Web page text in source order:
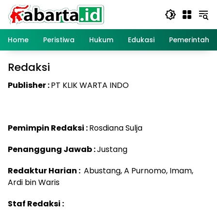
Langsung
konten
Home
Peristiwa Hukum Edukasi
Redaksi
Publisher :PT KLIK WARTA INDO
Pemimpin Redaksi :Rosdiana Sulja
Penanggung Jawab :Justang
Redaktur Harian : Abustang, A Purnomo, Imam,
Ardi bin Waris
Staf Redaksi :